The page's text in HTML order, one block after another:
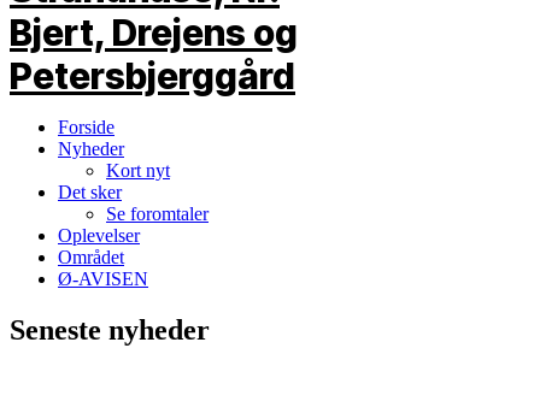
Forside
Nyheder
Kort nyt
Det sker
Se foromtaler
Oplevelser
Området
Ø-AVISEN
Seneste nyheder